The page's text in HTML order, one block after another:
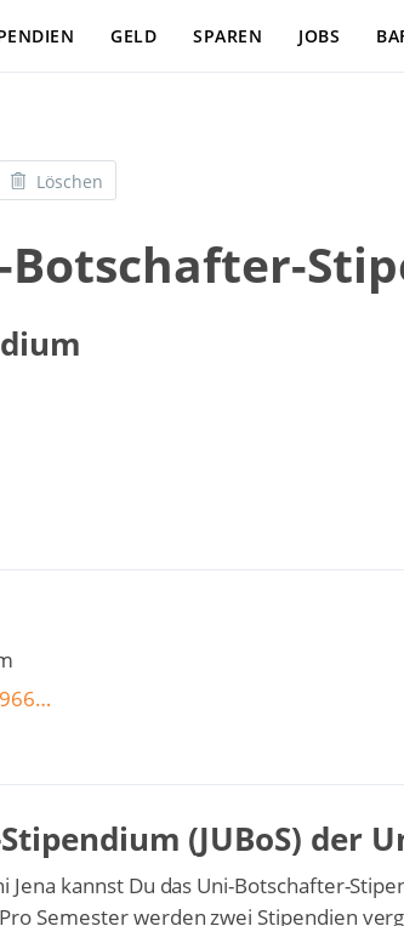
GELD SPAREN JOBS
Löschen
Botschafter-
(JUBoS) der
Jena kannst Du das Uni-Botschafter-
Semester werden zwei Stipendien